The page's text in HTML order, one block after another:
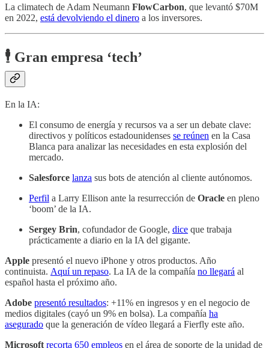
La climatech de Adam Neumann FlowCarbon, que levantó $70M
en 2022, está devolviendo el dinero a los inversores.
🕴️ Gran empresa ‘tech’
En la IA:
El consumo de energía y recursos va a ser un debate clave:
directivos y políticos estadounidenses se reúnen en la Casa
Blanca para analizar las necesidades en esta explosión del
mercado.
Salesforce lanza sus bots de atención al cliente autónomos.
Perfil a Larry Ellison ante la resurrección de Oracle en pleno
‘boom’ de la IA.
Sergey Brin, cofundador de Google, dice que trabaja
prácticamente a diario en la IA del gigante.
Apple presentó el nuevo iPhone y otros productos. Año
continuista. Aquí un repaso. La IA de la compañía no llegará al
español hasta el próximo año.
Adobe presentó resultados: +11% en ingresos y en el negocio de
medios digitales (cayó un 9% en bolsa). La compañía ha
asegurado que la generación de vídeo llegará a Fierfly este año.
Microsoft recorta 650 empleos en el área de soporte de la unidad de